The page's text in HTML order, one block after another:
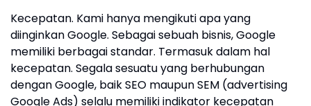
Kecepatan. Kami hanya mengikuti apa yang
diinginkan Google. Sebagai sebuah bisnis, Google
memiliki berbagai standar. Termasuk dalam hal
kecepatan. Segala sesuatu yang berhubungan
dengan Google, baik SEO maupun SEM (advertising
Google Ads) selalu memiliki indikator kecepatan